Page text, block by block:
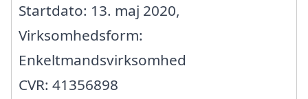
Startdato: 13. maj 2020,
Virksomhedsform:
Enkeltmandsvirksomhed
CVR: 41356898